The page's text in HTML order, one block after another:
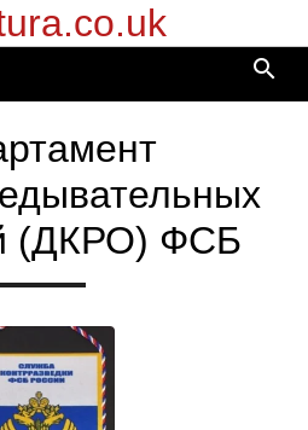
search
(ДКРО) ФСБ